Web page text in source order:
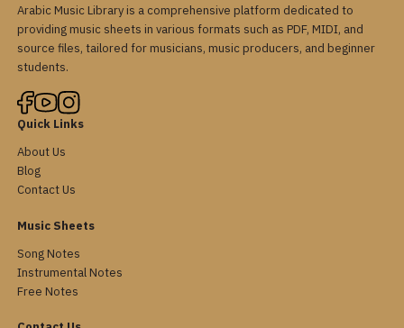
Arabic Music Library is a comprehensive platform dedicated to
providing music sheets in various formats such as PDF, MIDI, and
source files, tailored for musicians, music producers, and beginner
students.
Quick Links
About Us
Blog
Contact Us
Music Sheets
Song Notes
Instrumental Notes
Free Notes